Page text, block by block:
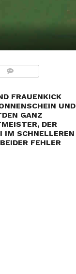
FRAUENKICK
UND
GANZ
DER
IM SCHNELLEREN
FEHLER